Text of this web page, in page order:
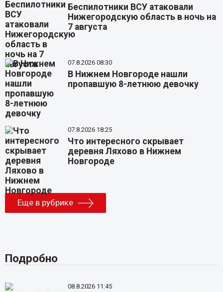
Беспилотники ВСУ атаковали
Нижегородскую область в ночь на
7 августа
07.8.2026 08:30
В Нижнем Новгороде нашли
пропавшую 8-летнюю девочку
07.8.2026 18:25
Что интересного скрывает
деревня Ляхово в Нижнем
Новгороде
Еще в рубрике
Подробно
08.8.2026 11:45